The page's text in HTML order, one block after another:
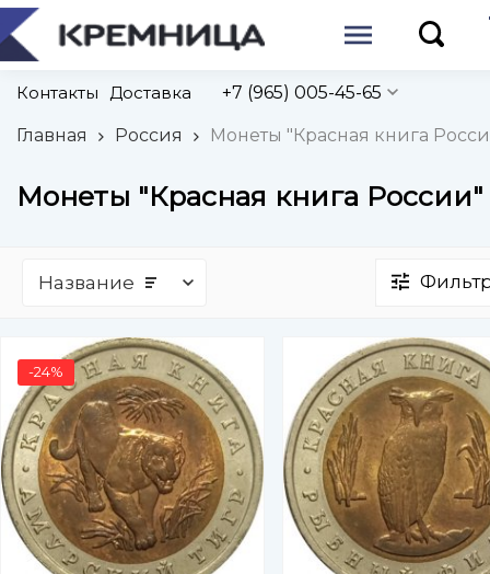
Контакты Доставка +7 (965) 005-45-65
Главная Россия Монеты "Красная книга
Монеты "Красная книга России"
Название
-24%